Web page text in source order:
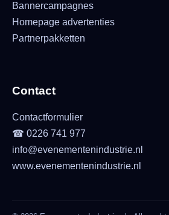
Bannercampagnes
Homepage advertenties
Partnerpakketten
Contact
Contactformulier
☎ 0226 741 977
info@evenementenindustrie.nl
www.evenementenindustrie.nl